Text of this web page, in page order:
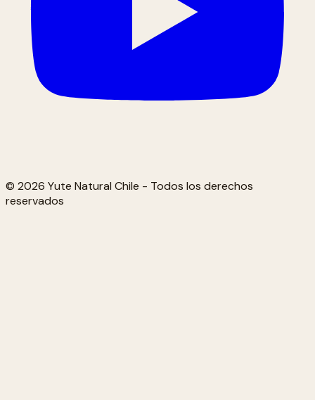
© 2026 Yute Natural Chile - Todos los derechos
reservados